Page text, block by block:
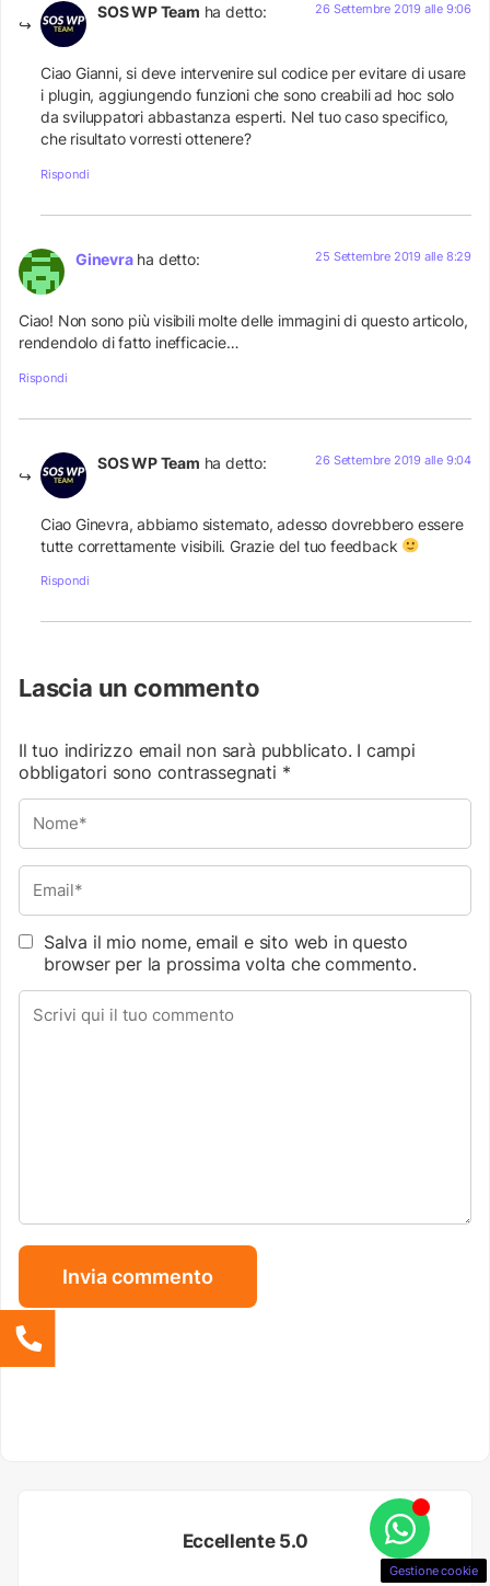
SOS WP Team ha detto: 26 Settembre 2019 alle 9:06
Ciao Gianni, si deve intervenire sul codice per evitare di usare
i plugin, aggiungendo funzioni che sono creabili ad hoc solo
da sviluppatori abbastanza esperti. Nel tuo caso specifico,
che risultato vorresti ottenere?
Rispondi
Ginevra ha detto: 25 Settembre 2019 alle 8:29
Ciao! Non sono più visibili molte delle immagini di questo articolo,
rendendolo di fatto inefficacie…
Rispondi
SOS WP Team ha detto: 26 Settembre 2019 alle 9:04
Ciao Ginevra, abbiamo sistemato, adesso dovrebbero essere
tutte correttamente visibili. Grazie del tuo feedback
Rispondi
Lascia un commento
Il tuo indirizzo email non sarà pubblicato. I campi
obbligatori sono contrassegnati *
Salva il mio nome, email e sito web in questo
browser per la prossima volta che commento.
Eccellente 5.0
Gestione cookie